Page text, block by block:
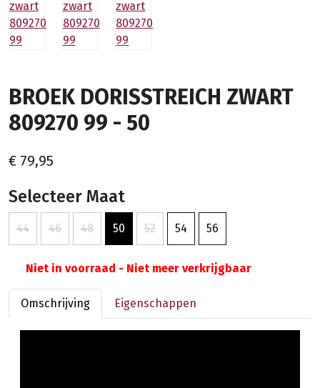
BROEK DORISSTREICH ZWART
809270 99 - 50
€ 79,95
Selecteer Maat
44 46 48 50 52 54 56
Niet in voorraad - Niet meer verkrijgbaar
Omschrijving Eigenschappen